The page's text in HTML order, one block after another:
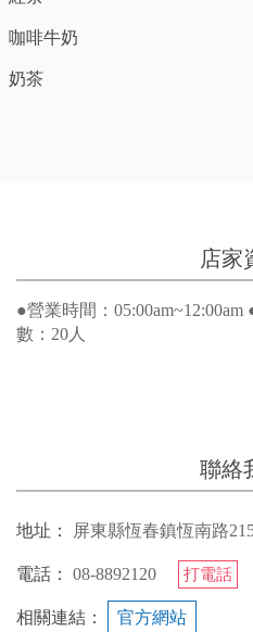
咖啡牛奶
奶茶
店家
●營業時間：
數：20人
聯絡
地址： 屏東縣恆春鎮恆南路
電話： 08-8892120 打電話
相關連結： 官方網站